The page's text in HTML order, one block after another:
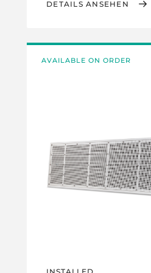
DETAILS ANSEHEN
AVAILABLE ON ORDER